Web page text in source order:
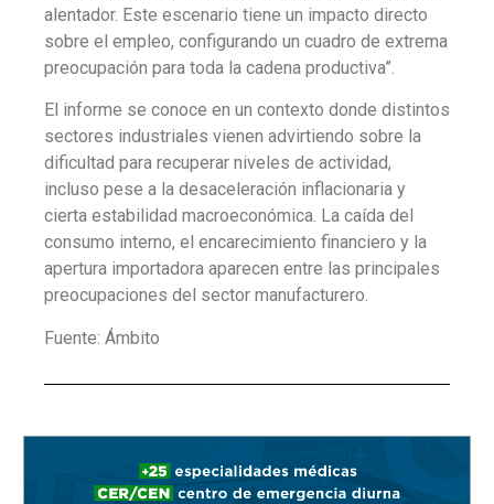
alentador. Este escenario tiene un impacto directo
sobre el empleo, configurando un cuadro de extrema
preocupación para toda la cadena productiva”.
El informe se conoce en un contexto donde distintos
sectores industriales vienen advirtiendo sobre la
dificultad para recuperar niveles de actividad,
incluso pese a la desaceleración inflacionaria y
cierta estabilidad macroeconómica. La caída del
consumo interno, el encarecimiento financiero y la
apertura importadora aparecen entre las principales
preocupaciones del sector manufacturero.
Fuente: Ámbito